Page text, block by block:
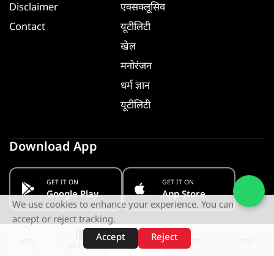
वेब स्टोरीज़
Disclaimer
Contact
एक्सक्लूसिव
यूटीलिटी
खेल
मनोरंजन
धर्म ज्ञान
यूटीलिटी
Download App
GET IT ON
Google Play
GET IT ON
App Store
We use cookies to enhance your experience. You can
accept or reject tracking.
Accept
Reject